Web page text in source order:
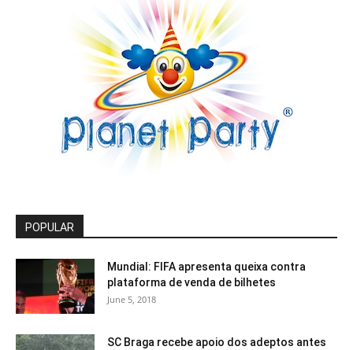
POPULAR
Mundial: FIFA apresenta queixa contra
plataforma de venda de bilhetes
June 5, 2018
SC Braga recebe apoio dos adeptos antes